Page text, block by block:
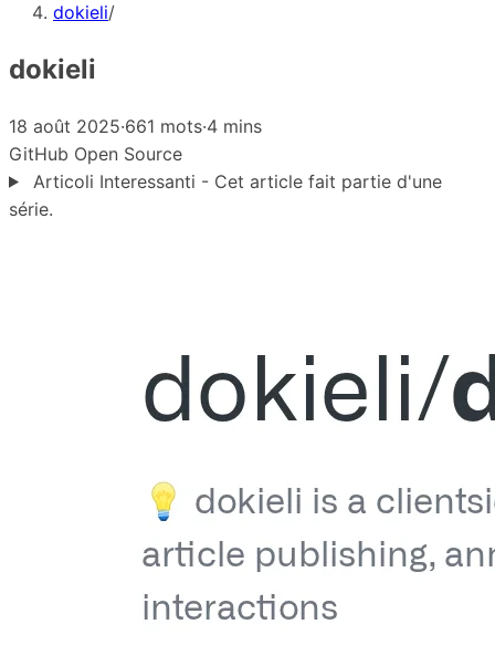
dokieli/
dokieli
18 août 2025·661 mots·4 mins
GitHub Open Source
Articoli Interessanti - Cet article fait partie d'une
série.